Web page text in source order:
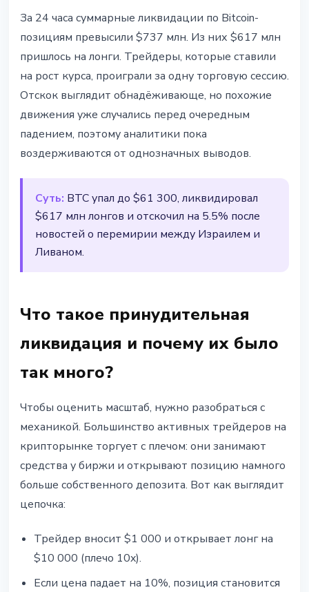
За 24 часа суммарные ликвидации по Bitcoin-
позициям превысили $737 млн. Из них $617 млн
пришлось на лонги. Трейдеры, которые ставили
на рост курса, проиграли за одну торговую сессию.
Отскок выглядит обнадёживающе, но похожие
движения уже случались перед очередным
падением, поэтому аналитики пока
воздерживаются от однозначных выводов.
Суть: BTC упал до $61 300, ликвидировал
$617 млн лонгов и отскочил на 5.5% после
новостей о перемирии между Израилем и
Ливаном.
Что такое принудительная
ликвидация и почему их было
так много?
Чтобы оценить масштаб, нужно разобраться с
механикой. Большинство активных трейдеров на
крипторынке торгует с плечом: они занимают
средства у биржи и открывают позицию намного
больше собственного депозита. Вот как выглядит
цепочка:
Трейдер вносит $1 000 и открывает лонг на
$10 000 (плечо 10x).
Если цена падает на 10%, позиция становится